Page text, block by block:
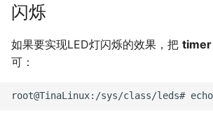
闪烁
如果要实现LED灯闪烁的效果，把 timer
可：